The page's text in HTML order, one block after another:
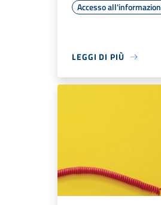
Accesso
LEGGI DI PIÙ